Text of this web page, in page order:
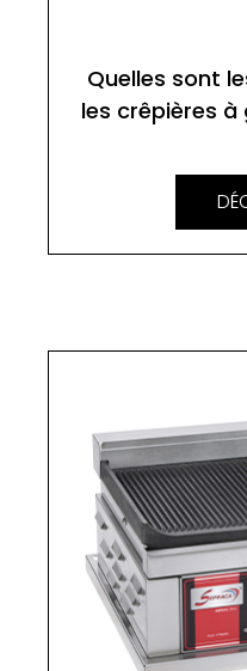
Quelles sont
les crêpières